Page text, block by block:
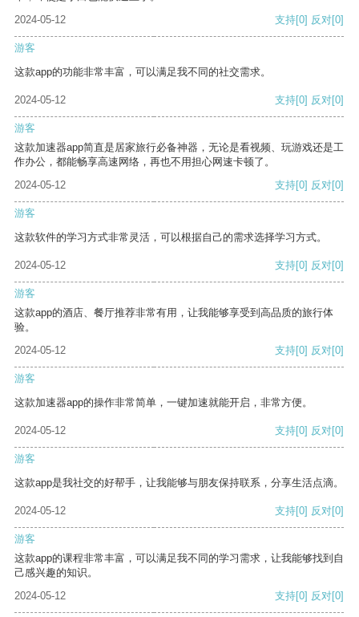
2024-05-12
支持[0] 反对[0]
游客
这款app的功能非常丰富，可以满足我不同的社交需求。
2024-05-12 支持[0] 反对[0]
游客
这款加速器app简直是居家旅行必备神器，无论是看视频、玩游戏还是工
作办公，都能畅享高速网络，再也不用担心网速卡顿了。
2024-05-12
支持[0] 反对[0]
游客
这款软件的学习方式非常灵活，可以根据自己的需求选择学习方式。
2024-05-12 支持[0] 反对[0]
游客
这款app的酒店、餐厅推荐非常有用，让我能够享受到高品质的旅行体
验。
2024-05-12
支持[0] 反对[0]
游客
这款加速器app的操作非常简单，一键加速就能开启，非常方便。
2024-05-12 支持[0] 反对[0]
游客
这款app是我社交的好帮手，让我能够与朋友保持联系，分享生活点滴。
2024-05-12 支持[0] 反对[0]
游客
这款app的课程非常丰富，可以满足我不同的学习需求，让我能够找到自
己感兴趣的知识。
2024-05-12
支持[0] 反对[0]